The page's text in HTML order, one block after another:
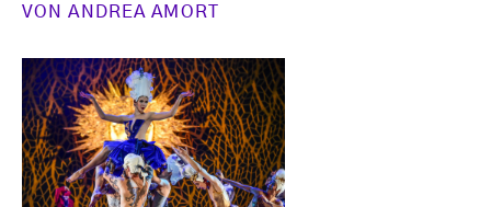
VONANDREA AMORT